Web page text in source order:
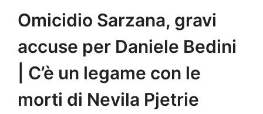
Omicidio Sarzana, gravi
accuse per Daniele Bedini
| C’è un legame con le
morti di Nevila Pjetrie